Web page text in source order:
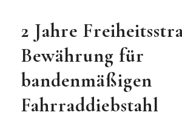
2 Jahre
Bewährung für
bandenmäßigen
Fahrraddiebstahl